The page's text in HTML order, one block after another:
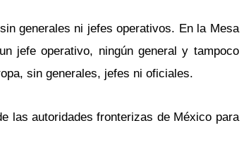
generales ni jefes operativos. En la Mesa
jefe operativo, ningún general y tampoco
sin generales, jefes ni oficiales.
las autoridades fronterizas de México para